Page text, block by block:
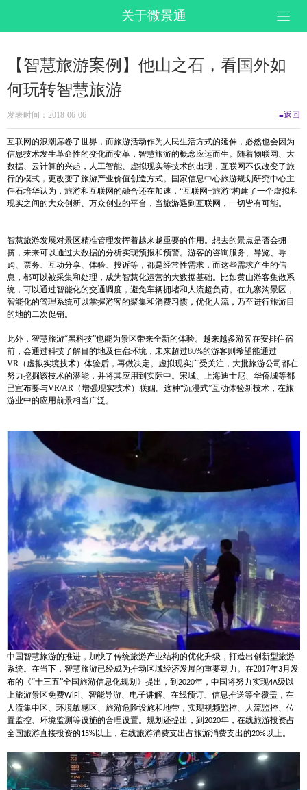
关于微景通
【智慧旅游案例】他山之石，看国外如
何玩转智慧旅游
发表时间：2018-06-06 ≡返回
互联网的浪潮席卷了世界，而旅游活动作为人民生活方式的延伸，必然也会因为
信息技术发生革命性的变化而变革，智慧旅游的概念应运而生。随着物联网、大
数据、云计算的兴起，人工智能、虚拟现实等技术的出现，互联网不仅改变了旅
行的模式，更改变了旅游产业价值创造方式。国家信息中心旅游规划研究中心主
任石培华认为，旅游和互联网的融合还在加速，“互联网+旅游”构建了一个虚拟和
现实之间的大众创新、万众创业的平台，当旅游遇到互联网，一切皆有可能。
智慧旅游发展对景区精准管理发挥着越来越重要的作用。想去的景点是否会拥
挤，未来可以通过大数据的分析实现预报和预警。游客的咨询服务、导览、导
购、票务、互动分享、体验、投诉等，都是经常性需求，而这些需求产生的信
息，都可以被采集和处理，成为智慧化运营的大数据基础。比如黄山游客集散系
统，可以通过智能化的交通调度，避免车辆拥堵和人流超负荷。在九寨沟景区，
智能化的管理系统可以掌握游客的聚集和消费习惯，优化人流，乃至进行旅游目
的地的二次促销。
此外，智慧旅游“黑科技”也能为景区带来全新的体验。越来越多游客在安排住宿
前，会通过科技了解目的地及住宿环境，未来超过80%的游客则希望能通过
VR（虚拟实境技术）体验后，再做决定。虚拟现实广受关注，大批旅游公司都在
努力挖掘该技术的潜能，并将其应用到实际中。宋城、上海迪士尼、华侨城等都
已宣布要与VR/AR（增强现实技术）联姻。这种“沉浸式”互动体验新技术，在旅
游业中的应用前景相当广泛。
中国智慧旅游的推进，加快了传统旅游产业结构的优化升级，打造出创新型旅游
系统。在当下，智慧旅游已经成为推动区域经济发展的重要动力。在2017年3月发
布的《“十三五”全国旅游信息化规划》提出，到2020年，中国将努力实现4A级以
上旅游景区免费WiFi
、智能导游、电子讲解、在线预订、信息推送等全覆盖，在
人流集中区、环境敏感区、旅游危险设施和地带，实现视频监控、人流监控、位
置监控、环境监测等设施的合理设置。规划还提出，到2020年，在线旅游投资占
全国旅游直接投资的15%以上，在线旅游消费支出占旅游消费支出的20%以上。